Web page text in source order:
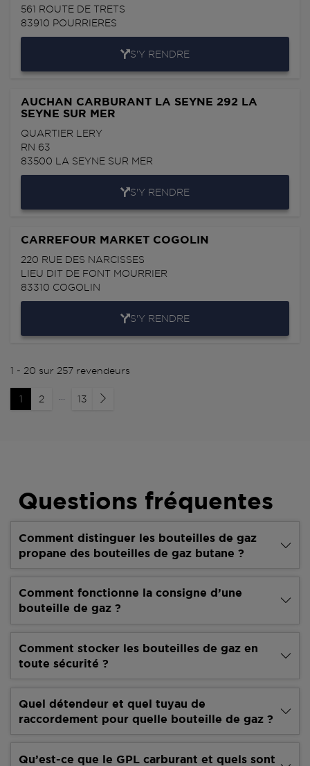
561 ROUTE DE TRETS
83910 POURRIERES
S'Y RENDRE
AUCHAN CARBURANT LA SEYNE 292 LA
SEYNE SUR MER
QUARTIER LERY
RN 63
83500 LA SEYNE SUR MER
S'Y RENDRE
CARREFOUR MARKET COGOLIN
220 RUE DES NARCISSES
LIEU DIT DE FONT MOURRIER
83310 COGOLIN
S'Y RENDRE
1 - 20 sur 257 revendeurs
1 2 13
Questions fréquentes
Comment distinguer les bouteilles de gaz
propane des bouteilles de gaz butane ?
Comment fonctionne la consigne d’une
bouteille de gaz ?
Comment stocker les bouteilles de gaz en
toute sécurité ?
Quel détendeur et quel tuyau de
raccordement pour quelle bouteille de gaz ?
Qu’est-ce que le GPL carburant et quels sont